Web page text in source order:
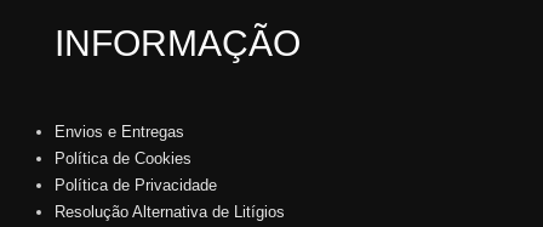
INFORMAÇÃO
Envios e Entregas
Política de Cookies
Política de Privacidade
Resolução Alternativa de Litígios